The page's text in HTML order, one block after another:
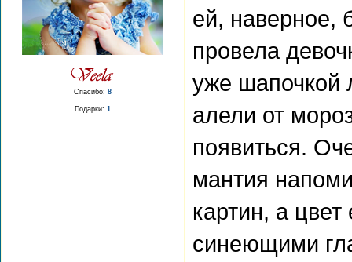
Спасибо: 8
Подарки: 1
ей, наверное,
провела
уже шапочкой
алели от
появиться.
мантия
картин, а
синеющими